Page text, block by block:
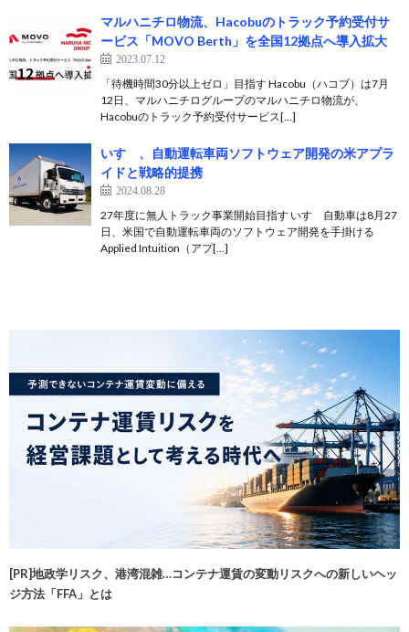
マルハニチロ物流、Hacobuのトラック予約受付サ
ービス「MOVO Berth」を全国12拠点へ導入拡大
2023.07.12
「待機時間30分以上ゼロ」目指す Hacobu（ハコブ）は7月
12日、マルハニチログループのマルハニチロ物流が、
Hacobuのトラック予約受付サービス[…]
いすゞ、自動運転車両ソフトウェア開発の米アプラ
イドと戦略的提携
2024.08.28
27年度に無人トラック事業開始目指す いすゞ自動車は8月27
日、米国で自動運転車両のソフトウェア開発を手掛ける
Applied Intuition（アプ[…]
[PR]地政学リスク、港湾混雑…コンテナ運賃の変動リスクへの新しいヘッ
ジ方法「FFA」とは